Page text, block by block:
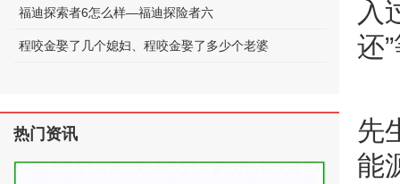
入
还
先
能
福迪探索者6怎么样—福迪探险者六
程咬金娶了几个媳妇、程咬金娶了多少个老婆
热门资讯